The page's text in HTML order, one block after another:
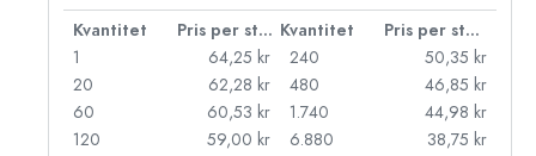
Kvantitet Pris per styck Kvantitet
Pris per styck
1
64,25 kr
20
62,28 kr
60
60,53 kr
120
59,00 kr
240
50,35 kr
480
46,85 kr
1.740
44,98 kr
6.880
38,75 kr